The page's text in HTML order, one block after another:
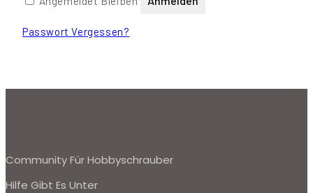
Passwort Vergessen?
Community Für Hobbyschrauber
Hilfe Gibt Es Unter